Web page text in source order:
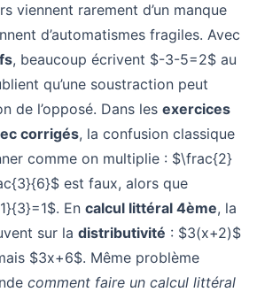
viennent rarement d’un manque
d’automatismes fragiles. Avec
, beaucoup écrivent $-3-5=2$ au
qu’une soustraction peut
de l’opposé. Dans les exercices
corrigés, la confusion classique
comme on multiplie : $\frac{2}
est faux, alors que
En calcul littéral 4ème, la
sur la distributivité : $3(x+2)$
$3x+6$. Même problème
comment faire un calcul littéral